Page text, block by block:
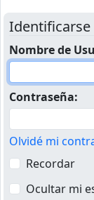
Identificarse
Nombre de
Contraseña:
Olvidé mi
Recordar
Ocultar mi